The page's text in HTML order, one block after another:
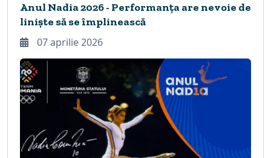
Anul Nadia 2026 - Performanța are nevoie de
liniște să se împlinească
07 aprilie 2026